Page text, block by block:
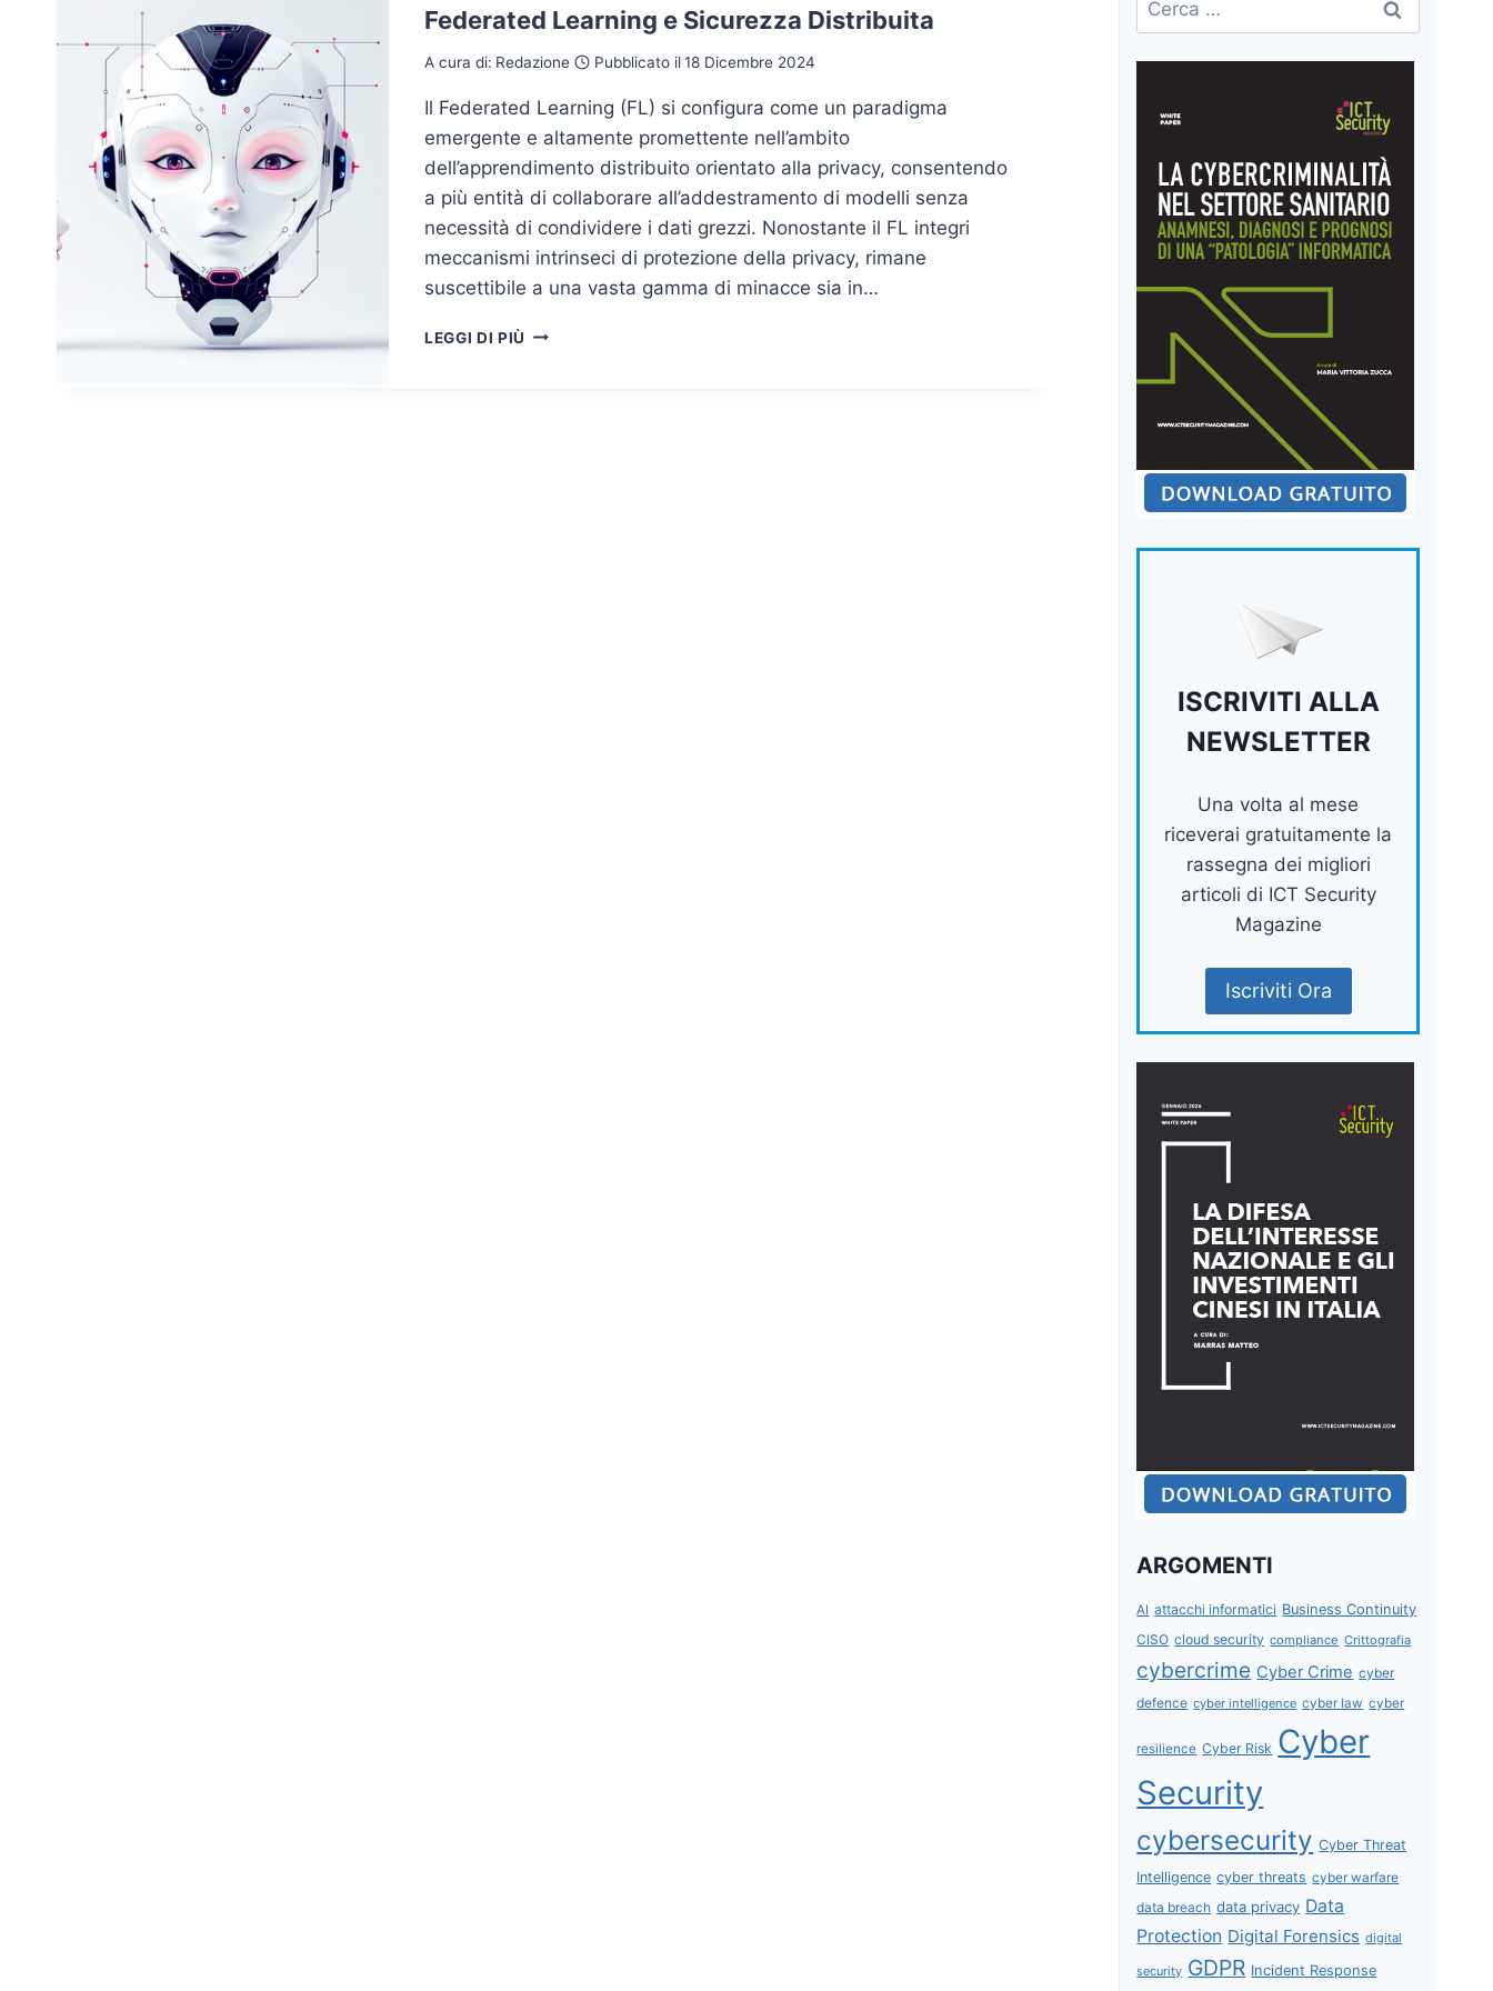
Federated Learning e Sicurezza Distribuita
A cura di: Redazione Pubblicato il18 Dicembre 2024
Il Federated Learning (FL) si configura come un paradigma
emergente e altamente promettente nell’ambito
dell’apprendimento distribuito orientato alla privacy, consentendo
a più entità di collaborare all’addestramento di modelli senza
necessità di condividere i dati grezzi. Nonostante il FL integri
meccanismi intrinseci di protezione della privacy, rimane
suscettibile a una vasta gamma di minacce sia in…
LEGGI DI PIÙ FEDERATED
per:
ISCRIVITI ALLA
NEWSLETTER
Una volta al mese
riceverai gratuitamente la
rassegna dei migliori
articoli di ICT Security
Magazine
Iscriviti Ora
ARGOMENTI
AI attacchi informatici Business Continuity
CISO cloud security compliance Crittografia
cybercrime Cyber Crime cyber
defence cyber intelligence cyber law cyber
resilience Cyber Risk Cyber
Security
cybersecurity Cyber Threat
Intelligence cyber threats cyber warfare
data breach data privacy Data
Protection Digital Forensics digital
security GDPR Incident Response